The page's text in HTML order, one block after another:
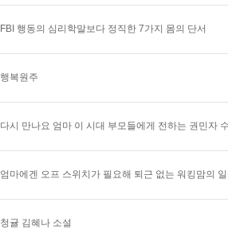
FBI 행동의 심리학말보다 정직한 7가지 몸의 단서
행복원주
다시 만나요 엄마 이 시대 부모들에게 전하는 권민자
엄마에겐 오프 스위치가 필요해 퇴근 없는 워킹맘의
청귤 김혜나 소설